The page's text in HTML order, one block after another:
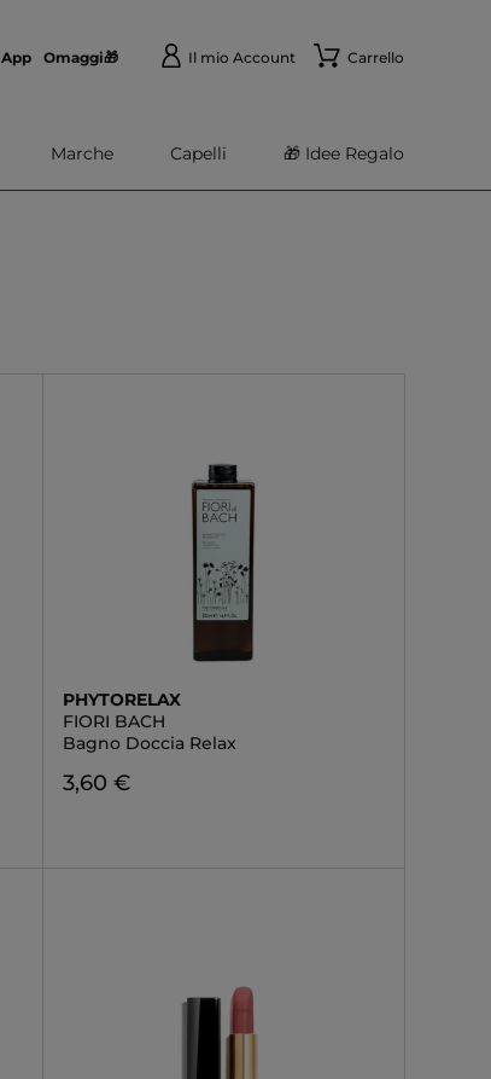
App Omaggi🎁 Il mio Account Carrello
Marche Capelli 🎁 Idee Regalo
PHYTORELAX
FIORI BACH
Bagno Doccia Relax
3,60 €